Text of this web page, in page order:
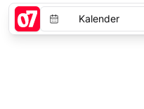
Kalender